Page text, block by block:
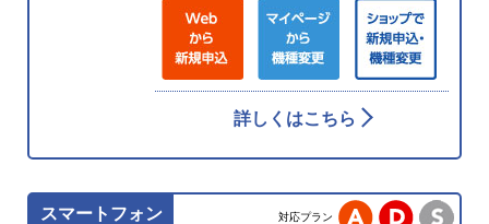
詳しくはこちら
スマートフォン 対応プラン